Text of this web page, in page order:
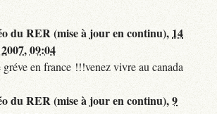
du RER (mise à jour en continu), 14
09:04
gréve en france !!!venez vivre au canada
du RER (mise à jour en continu),9